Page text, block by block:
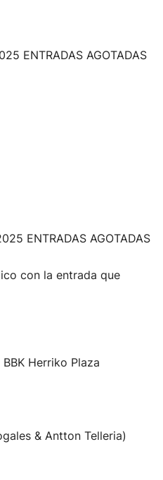
ENTRADAS AGOTADAS
ENTRADAS AGOTADAS
con la entrada que
Herriko Plaza
& Antton Telleria)